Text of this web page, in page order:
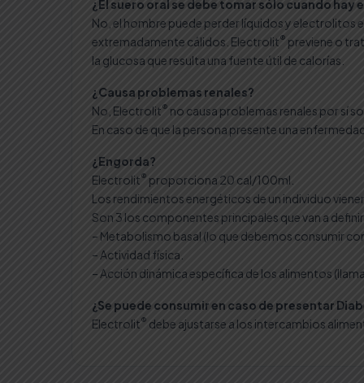
¿El suero oral se debe tomar sólo cuando hay
No, el hombre puede perder líquidos y electrolitos
extremadamente cálidos. Electrolit® previene o
la glucosa que resulta una fuente útil de calorías.
¿Causa problemas renales?
No, Electrolit® no causa problemas renales por sí
En caso de que la persona presente una
¿Engorda?
Electrolit® proporciona 20 cal/100ml.
Los rendimientos energéticos de un individuo
Son 3 los componentes principales que van a
– Metabolismo basal (lo que debemos consumir
– Actividad física.
– Acción dinámica específica de los alimentos
¿Se puede consumir en caso de presentar
Electrolit® debe ajustarse a los intercambios